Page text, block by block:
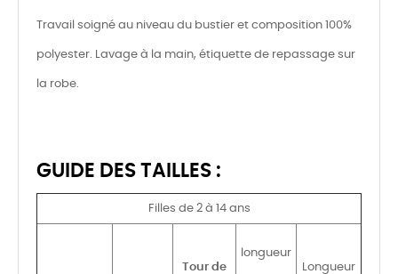
Travail soigné au niveau du bustier et composition 100%
polyester. Lavage à la main, étiquette de repassage sur
la robe.
GUIDE DES TAILLES :
Filles de 2 à 14 ans
Tour de
longueur
Longueur